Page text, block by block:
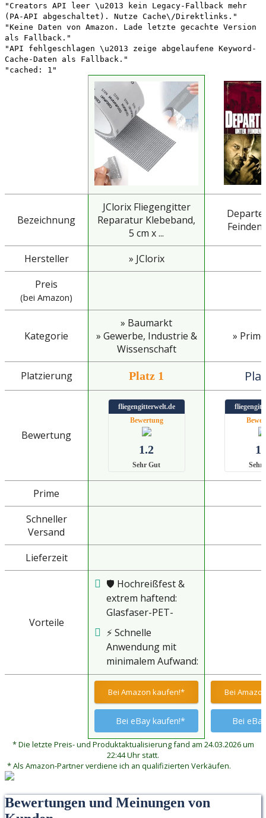
"Creators API leer \u2013 kein Legacy-Fallback mehr
(PA-API abgeschaltet). Nutze Cache\/Direktlinks."
"Keine Daten von Amazon. Lade letzte gecachte Version
als Fallback."
"API fehlgeschlagen \u2013 zeige abgelaufene Keyword-
Cache-Daten als Fallback."
"cached: 1"
Bezeichnung
JClorix Fliegengitter
Reparatur Klebeband,
5 cm x ...
Feinden
Hersteller
» JClorix
Preis
(bei Amazon)
Kategorie
» Baumarkt
» Gewerbe, Industrie &
Wissenschaft
»
Platzierung Platz 1
Bewertung
fliegengitterwelt.de
Bewertung
1.2
Sehr Gut Sehr
Prime
Schneller
Versand
Lieferzeit
Vorteile
🛡️ Hochreißfest &
extrem haftend:
Glasfaser-PET-
Verbundmaterial mit
Spezialkleber – hält
auch bei starkem
UV-Strahlung.
Hinweis: Vor dem
Aufkleben
Oberfläche
gründlich reinigen!
⚡ Schnelle
Anwendung mit
minimalem Aufwand:
Selbstklebendes
Band für sofortige
Reparaturen:
Einfach mit Schere
zuschneiden, auf die
gereinigte Stelle
kleben und
Klebstoffe
Bei Amazon kaufen!*
Bei eBay kaufen!*
Bei
Bei
* Die letzte Preis- und Produktaktualisierung fand am 24.03.2026 um
22:44 Uhr statt.
* Als Amazon-Partner verdiene ich an qualifizierten Verkäufen.
Bewertungen und Meinungen von